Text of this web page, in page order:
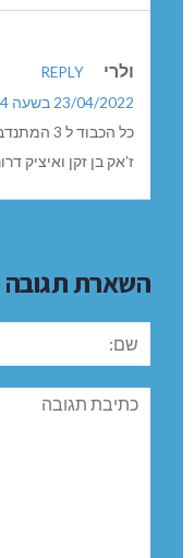
ולרי
REPLY
23/04/2022 בשעה 11:24
כל
ז’אק בן זקן ואיציק
השארת תגובה
שם:
תגובה